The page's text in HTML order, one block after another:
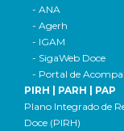
- ANA
- Agerh
- IGAM
- SigaWeb Doce
- Portal de
PIRH | PARH | PAP
Plano Integrado de
Doce (PIRH)